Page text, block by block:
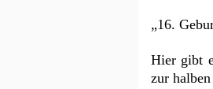
„16.
Hier gibt
zur